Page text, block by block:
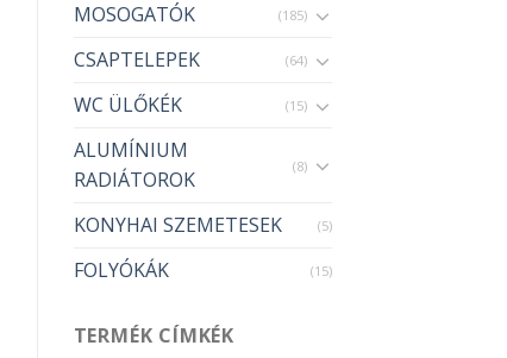
MOSOGATÓK (185)
CSAPTELEPEK (64)
WC ÜLŐKÉK (15)
ALUMÍNIUM
RADIÁTOROK
(8)
KONYHAI SZEMETESEK (5)
FOLYÓKÁK (15)
TERMÉK CÍMKÉK